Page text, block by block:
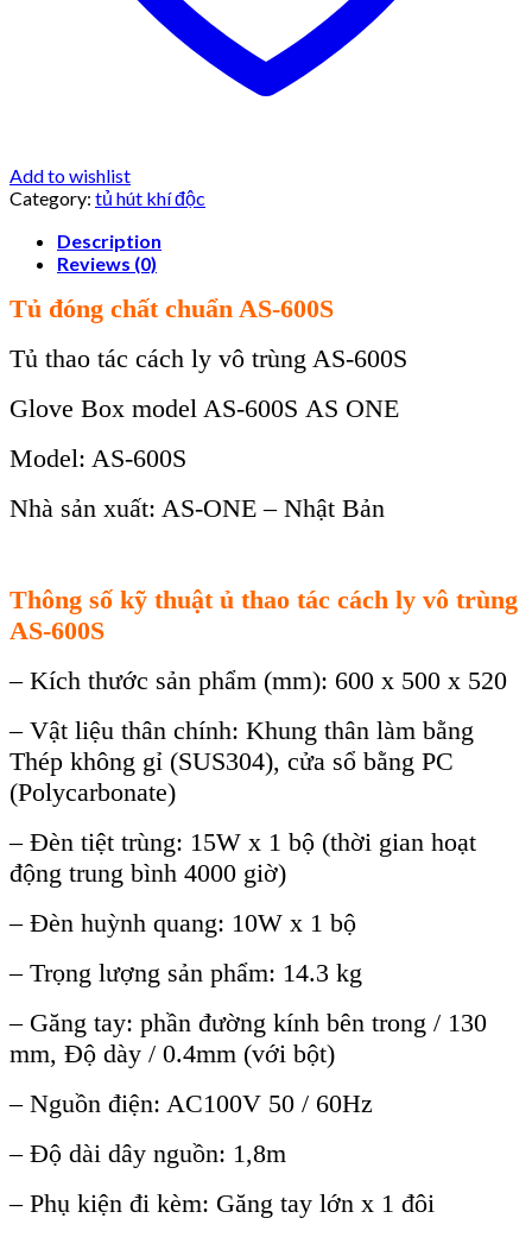
Add to wishlist
Category: tủ hút khí độc
Description
Reviews (0)
Tủ đóng chất chuẩn AS-600S
Tủ thao tác cách ly vô trùng AS-600S
Glove Box model AS-600S AS ONE
Model: AS-600S
Nhà sản xuất: AS-ONE – Nhật Bản
Thông số kỹ thuật ủ thao tác cách ly vô trùng
AS-600S
– Kích thước sản phẩm (mm): 600 x 500 x 520
– Vật liệu thân chính: Khung thân làm bằng
Thép không gỉ (SUS304), cửa sổ bằng PC
(Polycarbonate)
– Đèn tiệt trùng: 15W x 1 bộ (thời gian hoạt
động trung bình 4000 giờ)
– Đèn huỳnh quang: 10W x 1 bộ
– Trọng lượng sản phẩm: 14.3 kg
– Găng tay: phần đường kính bên trong / 130
mm, Độ dày / 0.4mm (với bột)
– Nguồn điện: AC100V 50 / 60Hz
– Độ dài dây nguồn: 1,8m
– Phụ kiện đi kèm: Găng tay lớn x 1 đôi